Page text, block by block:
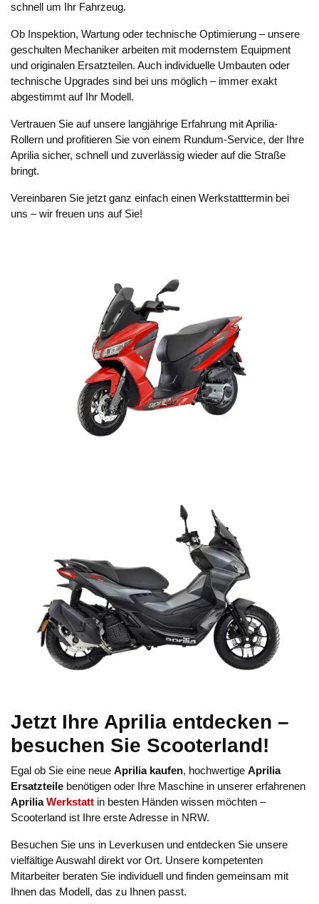
schnell um Ihr Fahrzeug.
Ob Inspektion, Wartung oder technische Optimierung – unsere
geschulten Mechaniker arbeiten mit modernstem Equipment
und originalen Ersatzteilen. Auch individuelle Umbauten oder
technische Upgrades sind bei uns möglich – immer exakt
abgestimmt auf Ihr Modell.
Vertrauen Sie auf unsere langjährige Erfahrung mit Aprilia-
Rollern und profitieren Sie von einem Rundum-Service, der Ihre
Aprilia sicher, schnell und zuverlässig wieder auf die Straße
bringt.
Vereinbaren Sie jetzt ganz einfach einen Werkstatttermin bei
uns – wir freuen uns auf Sie!
Jetzt Ihre Aprilia entdecken –
besuchen Sie Scooterland!
Egal ob Sie eine neue Aprilia kaufen, hochwertige Aprilia
Ersatzteile benötigen oder Ihre Maschine in unserer erfahrenen
ApriliaWerkstatt in besten Händen wissen möchten –
Scooterland ist Ihre erste Adresse in NRW.
Besuchen Sie uns in Leverkusen und entdecken Sie unsere
vielfältige Auswahl direkt vor Ort. Unsere kompetenten
Mitarbeiter beraten Sie individuell und finden gemeinsam mit
Ihnen das Modell, das zu Ihnen passt.